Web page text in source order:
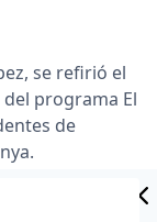
se refirió el
programa El
de